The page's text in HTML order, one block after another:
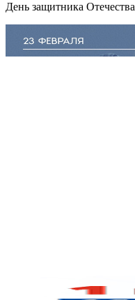
День защитника Отечества